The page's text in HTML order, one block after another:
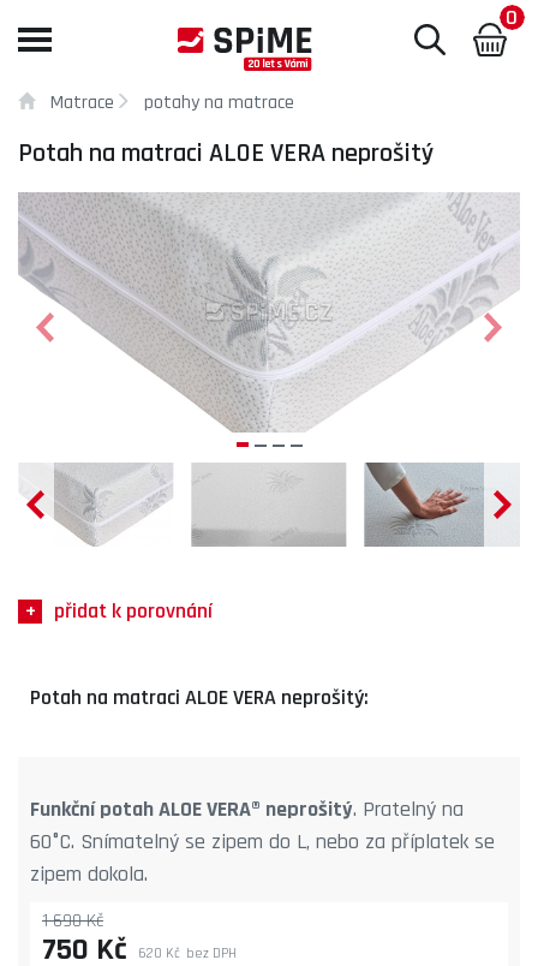
Toggle
0
Matrace potahy na matrace
Potah na matraci ALOE VERA neprošitý
přidat k porovnání
Potah na matraci ALOE VERA neprošitý:
Funkční potah ALOE VERA® neprošitý. Pratelný na
60°C. Snímatelný se zipem do L, nebo za příplatek se
zipem dokola.
750 Kč bez DPH
620 Kč
1 690 Kč